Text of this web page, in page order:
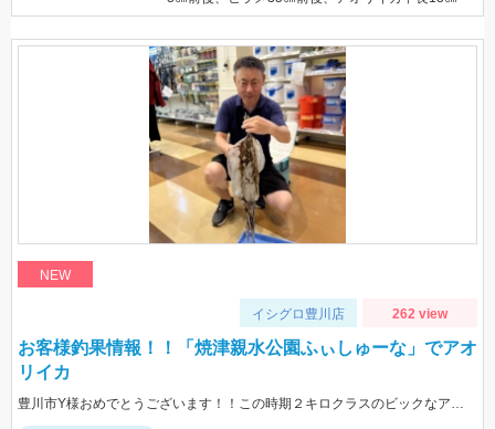
NEW
イシグロ豊川店 262 view
お客様釣果情報！！「焼津親水公園ふぃしゅーな」でアオ
リイカ
豊川市Y様おめでとうございます！！この時期２キロクラスのビックなアオリイカを見事に仕留められました！！ 釣れているのが500ｇクラスの情報だったので、ヒットした瞬間はエイかと思ったそうです。